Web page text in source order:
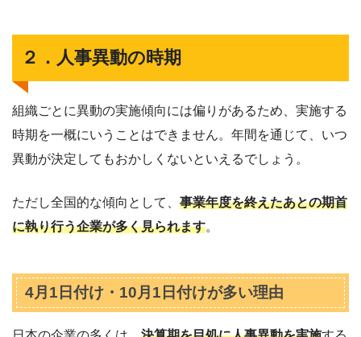
２．人事異動の時期
組織ごとに異動の実施傾向には偏りがあるため、実施する
時期を一概にいうことはできません。年間を通じて、いつ
異動が決定してもおかしくないといえるでしょう。
ただし全国的な傾向として、 事業年度を終えたあとの期首
に執り行う企業が多く見られます。
4月1日付け・10月1日付けが多い理由